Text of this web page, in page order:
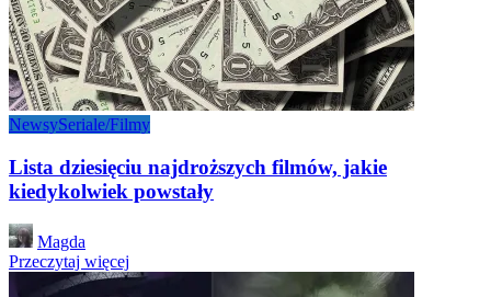
NewsySeriale/Filmy
Lista dziesięciu najdroższych filmów, jakie
kiedykolwiek powstały
Posted
by
Magda
Przeczytaj więcej